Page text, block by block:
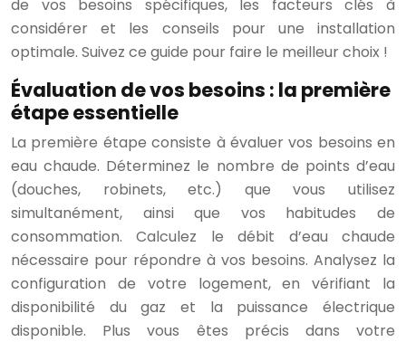
de vos besoins spécifiques, les facteurs clés à
considérer et les conseils pour une installation
optimale. Suivez ce guide pour faire le meilleur choix !
Évaluation de vos besoins : la première
étape essentielle
La première étape consiste à évaluer vos besoins en
eau chaude. Déterminez le nombre de points d’eau
(douches, robinets, etc.) que vous utilisez
simultanément, ainsi que vos habitudes de
consommation. Calculez le débit d’eau chaude
nécessaire pour répondre à vos besoins. Analysez la
configuration de votre logement, en vérifiant la
disponibilité du gaz et la puissance électrique
disponible. Plus vous êtes précis dans votre